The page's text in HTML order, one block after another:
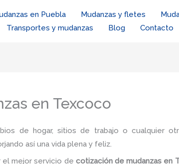
en Puebla Mudanzas y fletes
Transportes y mudanzas Blog Contacto
en Texcoco
de hogar, sitios de trabajo o cualquier
así una vida plena y feliz.
el mejor servicio de cotización de mudanzas en